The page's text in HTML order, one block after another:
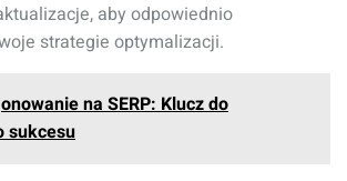
aby odpowiednio
strategie optymalizacji.
na SERP: Klucz do
sukcesu